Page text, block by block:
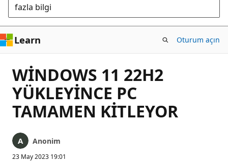
fazla bilgi
Learn Oturum açın
WİNDOWS 11 22H2
YÜKLEYİNCE PC
TAMAMEN KİTLEYOR
Anonim
23 May 2023 19:01